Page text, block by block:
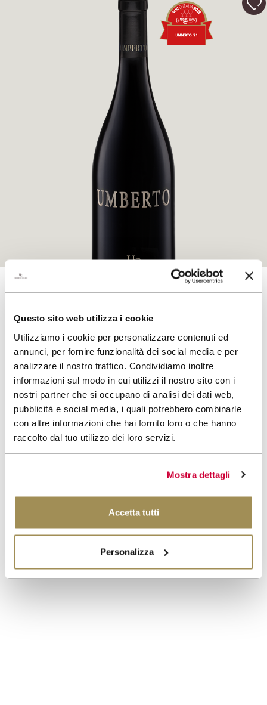
Questo sito web utilizza i cookie
Utilizziamo i cookie per personalizzare contenuti ed
annunci, per fornire funzionalità dei social media e per
analizzare il nostro traffico. Condividiamo inoltre
informazioni sul modo in cui utilizzi il nostro sito con i
nostri partner che si occupano di analisi dei dati web,
pubblicità e social media, i quali potrebbero combinarle
con altre informazioni che hai fornito loro o che hanno
raccolto dal tuo utilizzo dei loro servizi.
Mostra dettagli
Accetta tutti
Personalizza
NEWS
BUSINESS-EVENTS
PRESSE
KONTAKTE
FINDEN SIE ES HERAUS
UNSER SHOP